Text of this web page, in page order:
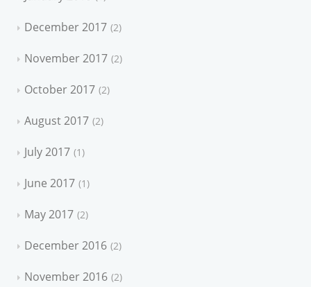
December 2017 2
November 2017 2
October 2017 2
August 2017 2
July 2017 1
June 2017 1
May 2017 2
December 2016 2
November 2016 2